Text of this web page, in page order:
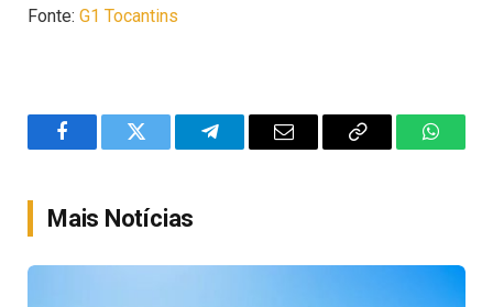
Fonte: G1 Tocantins
FacebookTwitter TelegramEmail
Copy
Mais Notícias